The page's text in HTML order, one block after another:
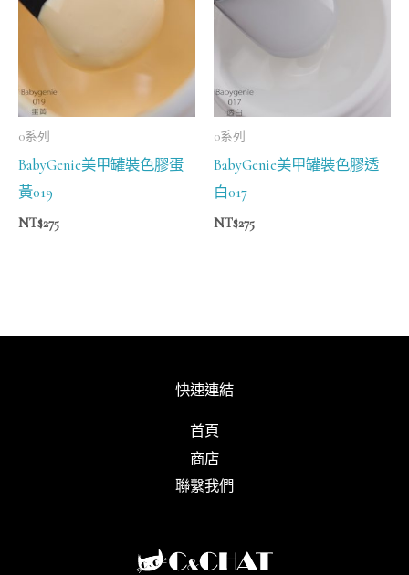
0系列
BabyGenie美甲罐裝色膠蛋
黃019
NT$275
0系列
BabyGenie美甲罐裝色膠透
白017
NT$275
快速連結
首頁
商店
聯繫我們